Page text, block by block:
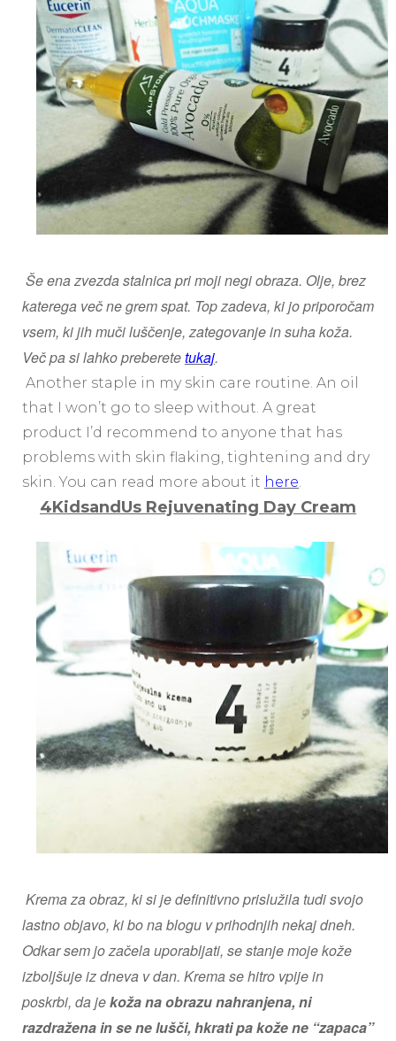
Še ena zvezda stalnica pri moji negi obraza. Olje, brez
katerega več ne grem spat. Top zadeva, ki jo priporočam
vsem, ki jih muči luščenje, zategovanje in suha koža.
Več pa si lahko preberetetukaj.
Another staple in my skin care routine. An oil
that I won’t go to sleep without. A great
product I’d recommend to anyone that has
problems with skin flaking, tightening and dry
skin. You can read more about it here.
4KidsandUs Rejuvenating Day Cream
Krema za obraz, ki si je definitivno prislužila tudi svojo
lastno objavo, ki bo na blogu v prihodnjih nekaj dneh.
Odkar sem jo začela uporabljati, se stanje moje kože
izboljšuje iz dneva v dan. Krema se hitro vpije in
poskrbi, da jekoža na obrazu nahranjena, ni
razdražena in se ne lušči, hkrati pa kože ne “zapaca”